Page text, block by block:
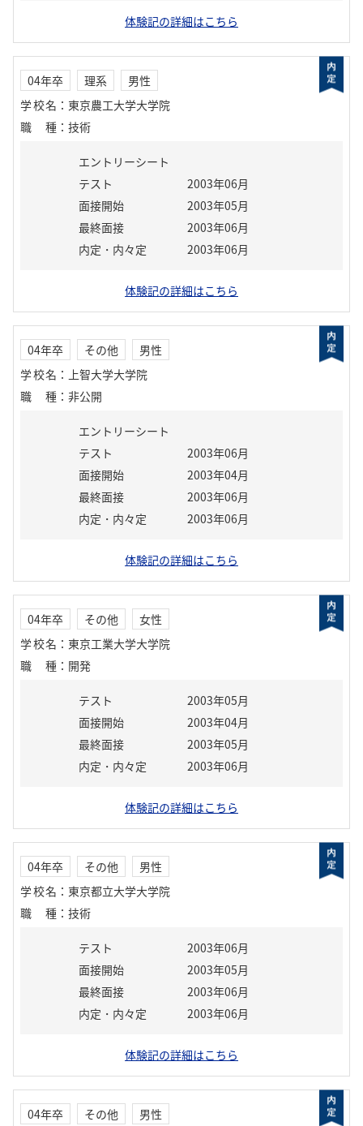
体験記の詳細はこちら
04年卒 理系
男性
学校名 ： 東京農工大学大学院
職種 ： 技術
エントリーシート
テスト
2003年06月
面接開始
2003年05月
最終面接
2003年06月
内定・内々定
2003年06月
体験記の詳細はこちら
04年卒 その他
男性
学校名 ： 上智大学大学院
職種 ： 非公開
エントリーシート
テスト
2003年06月
面接開始
2003年04月
最終面接
2003年06月
内定・内々定
2003年06月
体験記の詳細はこちら
04年卒 その他
女性
学校名 ： 東京工業大学大学院
職種 ： 開発
テスト
2003年05月
面接開始
2003年04月
最終面接
2003年05月
内定・内々定
2003年06月
体験記の詳細はこちら
04年卒 その他
男性
学校名 ： 東京都立大学大学院
職種 ： 技術
テスト
2003年06月
面接開始
2003年05月
最終面接
2003年06月
内定・内々定
2003年06月
体験記の詳細はこちら
04年卒 その他 男性